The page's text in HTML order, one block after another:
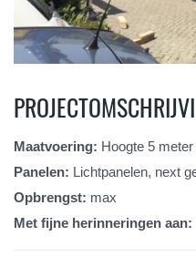
Maatvoering: Hoogte 5
Panelen: Lichtpanelen, next
Opbrengst: max
Met fijne herinneringen aan: